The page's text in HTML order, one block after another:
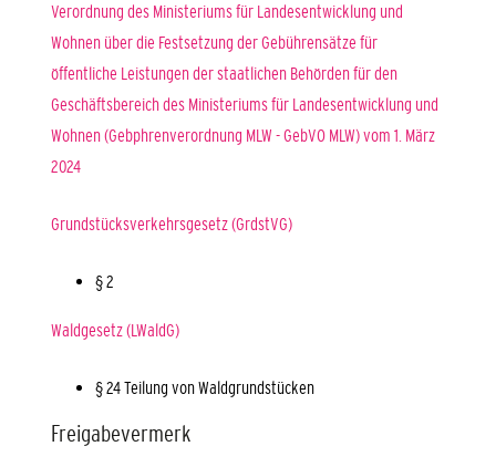
Verordnung des Ministeriums für Landesentwicklung und
Wohnen über die Festsetzung der Gebührensätze für
öffentliche Leistungen der staatlichen Behörden für den
Geschäftsbereich des Ministeriums für Landesentwicklung und
Wohnen (Gebphrenverordnung MLW - GebVO MLW) vom 1. März
2024
Grundstücksverkehrsgesetz (GrdstVG)
§ 2
Waldgesetz (LWaldG)
§ 24Teilung von Waldgrundstücken
Freigabevermerk